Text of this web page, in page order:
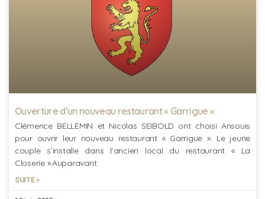
Ouverture d’un nouveau restaurant « Garrigue »
Clémence BELLEMIN et Nicolas SEIBOLD ont choisi Ansouis
pour ouvrir leur nouveau restaurant « Garrigue ». Le jeune
couple s’installe dans l’ancien local du restaurant « La
Closerie ».Auparavant
SUITE »